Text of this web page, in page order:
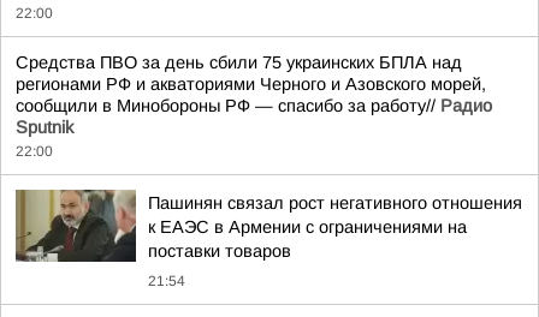
22:00
Средства ПВО за день сбили 75 украинских БПЛА над
регионами РФ и акваториями Черного и Азовского морей,
сообщили в Минобороны РФ — спасибо за работу// Радио
Sputnik
22:00
Пашинян связал рост негативного отношения
к ЕАЭС в Армении с ограничениями на
поставки товаров
21:54